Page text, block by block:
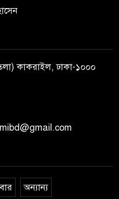
কাকরাইল, ঢাকা-১০০০
অন্যান্য